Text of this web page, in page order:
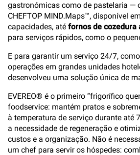
gastronómicas como de pastelaria —
CHEFTOP MIND.Maps™, disponível
capacidades, até fornos de cozedura
para serviços rápidos, como o
E para garantir um serviço 24/7,
operações em grandes unidades
desenvolveu uma solução única de
EVEREO® é o primeiro “frigorífico
foodservice: mantém pratos e
à temperatura de serviço durante até
a necessidade de regeneração e
custos e a organização. Não é
um chef para servir os hóspedes: